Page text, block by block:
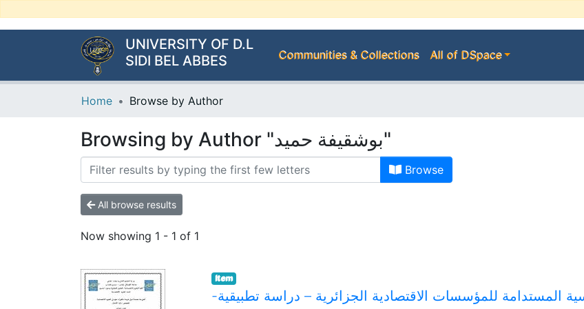
UNIVERSITY OF D.L
SIDI BEL ABBES
Communities & Collections All of DSpace
Home Browse by Author
Browsing by Author "بوشقيفة حميد"
Browse
All browse results
Now showing 1 - 1 of 1
Item
-الابتكار التسويقي لتحسين التنافسية المستدامة للمؤسسات الاقتصادية الجزائرية – دراسة تطبيقية